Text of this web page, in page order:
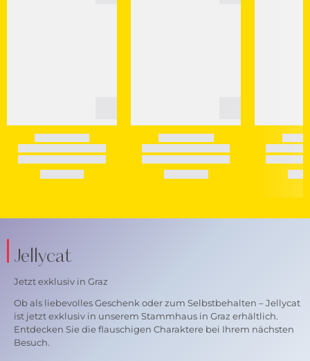
Jellycat
Jetzt exklusiv in Graz
Ob als liebevolles Geschenk oder zum Selbstbehalten – Jellycat
ist jetzt exklusiv in unserem Stammhaus in Graz erhältlich.
Entdecken Sie die flauschigen Charaktere bei Ihrem nächsten
Besuch.